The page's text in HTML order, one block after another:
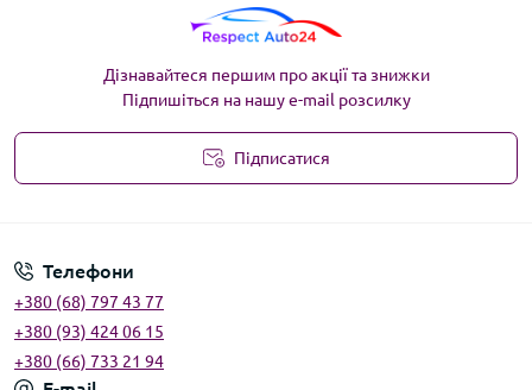
Дізнавайтеся першим про акції та знижки
Підпишіться на нашу e-mail розсилку
Підписатися
Телефони
+380 (68) 797 43 77
+380 (93) 424 06 15
+380 (66) 733 21 94